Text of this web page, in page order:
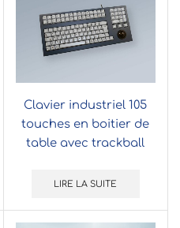
Clavier industriel 105
touches en boitier de
table avec trackball
LIRE LA SUITE